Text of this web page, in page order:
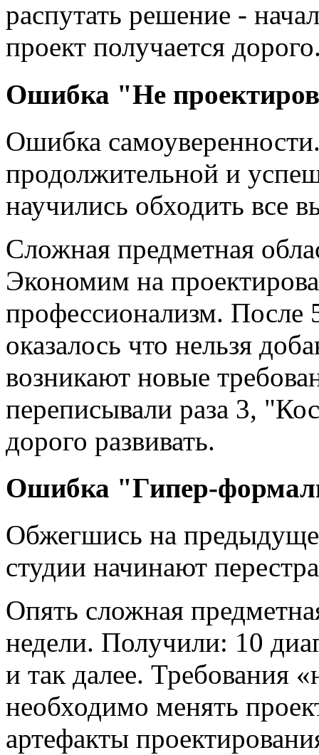
распутать решение -
проект получается
Ошибка "Не
Ошибка
продолжительной и
научились обходить все
Сложная предметная
Экономим на
профессионализм. После
оказалось что нельзя
возникают новые
переписывали раза 3,
дорого развивать.
Ошибка "Гипер-
Обжегшись на
студии начинают
Опять сложная
недели. Получили: 10
и так далее. Требования
необходимо менять
артефакты